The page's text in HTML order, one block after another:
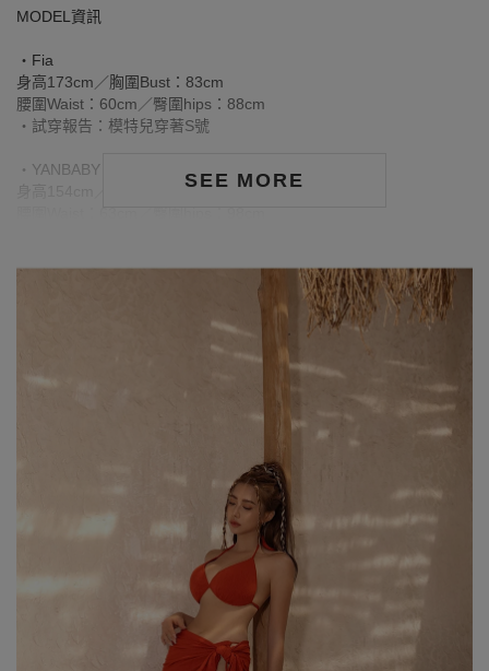
SEE MORE
MODEL資訊
‧Fia
身高173cm／胸圍Bust：83cm
腰圍Waist：60cm／臀圍hips：88cm
‧試穿報告：模特兒穿著S號
‧YANBABY
身高154cm／胸圍Bust：90cm